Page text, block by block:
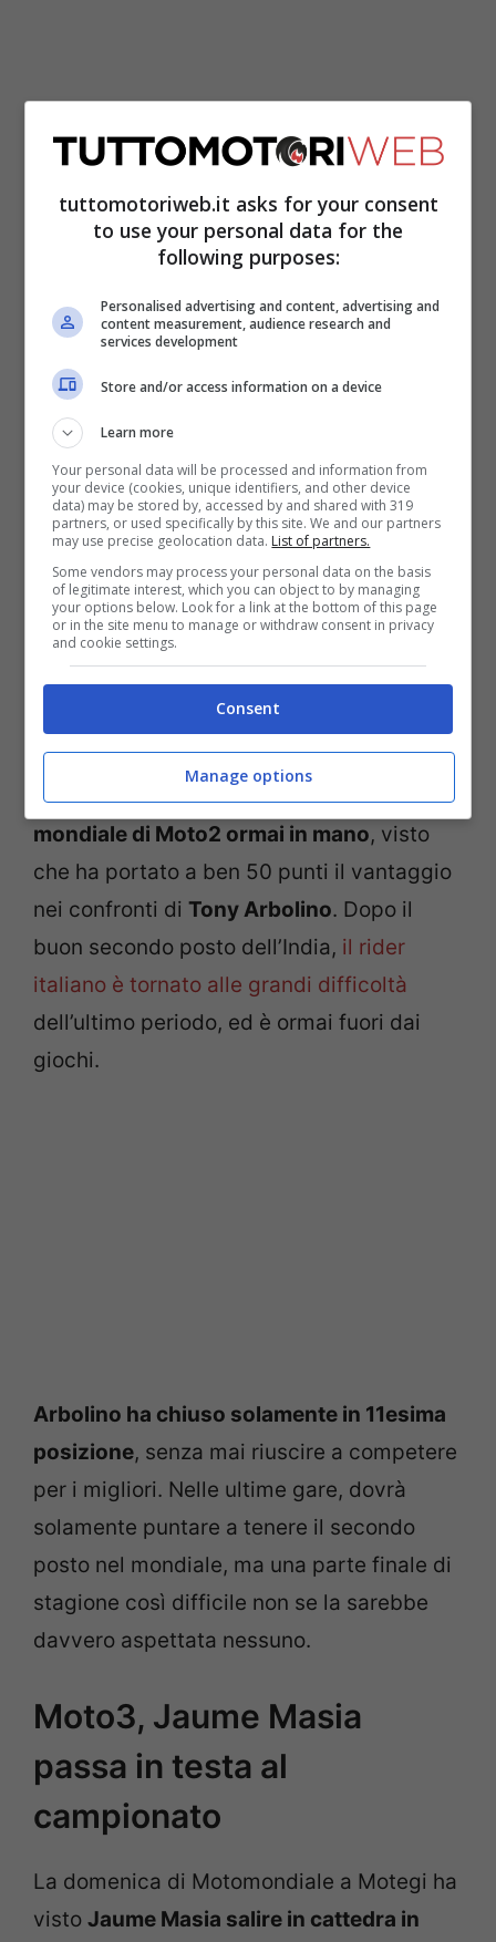
Il rider thailandese ha messo a referto la
pole position ed anche il giro più veloce in
gara,facendo il vuoto più totale sin dai
primi giri. In pratica, la gara della Moto2 è
situazione a cui, in questa stagione, ci
Pedro Acosta
non è mai stato in lotta per la vittoria.
Lo spagnolo si è dovuto accontentare del
terzo posto,dovendosi arrendere anche
ad Ai Ogura , che quest’anno non è mai
stato tra i protagonisti. Il giapponese, dopo
un grave infortunio, sta man mano
ritrovando prestazione, ed è stato bravo a
difendere la piazza d’onore dall’avversario
che lo seguiva.
Tuttavia,Acosta lascia Motegi con il
mondiale di Moto2 ormai in mano, visto
che ha portato a ben 50 punti il vantaggio
nei confronti di Tony Arbolino. Dopo il
buon secondo posto dell’India, il rider
italiano è tornato alle grandi difficoltà
dell’ultimo periodo, ed è ormai fuori dai
giochi.
Arbolino ha chiuso solamente in 11esima
posizione, senza mai riuscire a competere
per i migliori. Nelle ultime gare, dovrà
solamente puntare a tenere il secondo
posto nel mondiale, ma una parte finale di
stagione così difficile non se la sarebbe
davvero aspettata nessuno.
Moto3, Jaume Masia
passa in testa al
campionato
La domenica di Motomondiale a Motegi ha
visto Jaume Masia salire in cattedra in
tuttomotoriweb.it asks for your consent
to use your personal data for the
following purposes:
Personalised advertising and content, advertising and
content measurement, audience research and
services development
Store and/or access information on a device
Learn more
Your personal data will be processed and information from
your device (cookies, unique identifiers, and other device
data) may be stored by, accessed by and shared with 319
partners, or used specifically by this site. We and our partners
may use precise geolocation data. List of partners.
Some vendors may process your personal data on the basis
of legitimate interest, which you can object to by managing
your options below. Look for a link at the bottom of this page
or in the site menu to manage or withdraw consent in privacy
and cookie settings.
Consent
Manage options